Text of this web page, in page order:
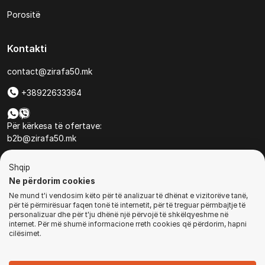
Porositë
Kontakti
contact@zirafa50.mk
+38922633364
Për kërkesa të ofertave:
b2b@zirafa50.mk
© Të gjitha të drejtat e rezervuara
Shqip
Ne përdorim cookies
Ne mund t'i vendosim këto për të analizuar të dhënat e vizitorëve tanë,
për të përmirësuar faqen tonë të internetit, për të treguar përmbajtje të
personalizuar dhe për t'ju dhënë një përvojë të shkëlqyeshme në
internet. Për më shumë informacione rreth cookies që përdorim, hapni
cilësimet.